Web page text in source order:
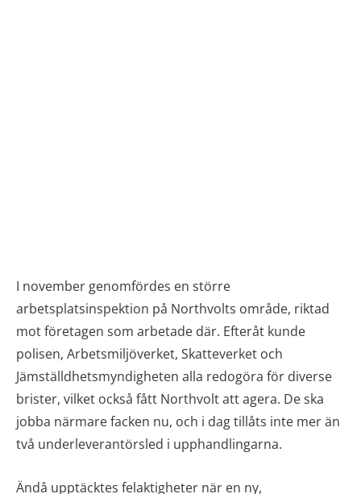
I november genomfördes en större
arbetsplatsinspektion på Northvolts område, riktad
mot företagen som arbetade där. Efteråt kunde
polisen, Arbetsmiljöverket, Skatteverket och
Jämställdhetsmyndigheten alla redogöra för diverse
brister, vilket också fått Northvolt att agera. De ska
jobba närmare facken nu, och i dag tillåts inte mer än
två underleverantörsled i upphandlingarna.
Ändå upptäcktes felaktigheter när en ny,